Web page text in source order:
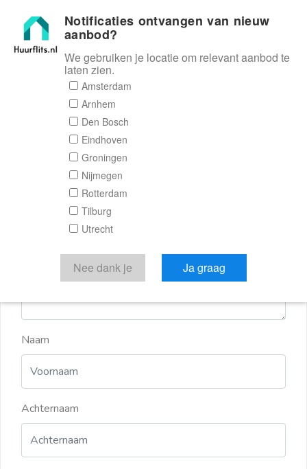
Huurflits
Reactieformulier
Huurflits
Verstuur je bericht
Door een bericht te sturen kom je in contact met de
aanbieder of makelaar van de woning.
Naam
Achternaam
Notificaties ontvangen van nieuw
aanbod?
We gebruiken je locatie om relevant aanbod te
laten zien.
Amsterdam
Arnhem
Den Bosch
Eindhoven
Groningen
Nijmegen
Rotterdam
Tilburg
Utrecht
Nee dank je Ja graag